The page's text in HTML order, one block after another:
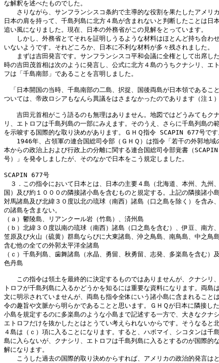
な解釈を述べたものでした。
さりながら、サンフランシスコ条約で主導的な役割を果たしたアメリ
日本の肩を持って、千島列島に北方４島が含まれないと判断したことは日
追い風になりました。現在、日本の外務省がこの見解をとっています。
しかし、外務省とてそれを証明しうるような材料はほとんど持ち合わ
いないようです。それどころか、日本に不利な材料が多々残されました。
まずは吉田発言です。サンフランシスコ平和会議に全権として出席し
時の吉田茂首相は次のように発言し、公式に北方４島のうちクナシリ、エ
フは「千島南部」であることを言明しました。
「日本開国の当時、千島南部の二島、択捉、国後両島が日本領であるこ
ついては、帝政ロシアもなんら異議をはさまなかったのであります（注１
吉田元首相がこう語るのも無理はありません。地図ではどうみてもク
リ、エトロフは千島列島の一部にみえます。そのうえ、さらに千島列島の
を示唆する国際的な取り決めがあります。ＧＨＱ指令 SCAPIN 677号で
1946年、占領軍の連合国総司令部（ＧＨＱ）は指令「若干の外郭地域
本からの政治上および行政上の分離に関する連合国総司令部覚書（
号）」を発令しましたが、そのなかで日本をこう規定しました。
SCAPIN 677号
３．この指令において日本とは、日本の主要４島（北海道、本州、九州
国）及び約１０００の隣接諸小島を含むものと規定する。上記の隣接諸小
対馬諸島及び北緯３０度以北の琉球（南西）諸島（口之島を除く）を含み
の諸島を含まない。
（ａ）鬱陵島、リアンクール岩（竹島）、済州島
（ｂ）北緯３０度以南の琉球（南西）諸島（口之島を含む）、伊豆、南方
笠原及び火山（硫黄）群島ならびに大東諸島、沖之鳥島、南鳥島、中之鳥
含む他の全ての外郭太平洋全諸島
（ｃ）千島列島、歯舞諸島（水晶、勇留、秋勇留、志発、多楽島を含む）
色丹島
この指令は領土を最終的に決定するものではありませんが、クナシリ
トロフが千島列島に入るかどうかを知るには重要な資料になります。両島
文に明示されていませんが、両島も指令全体にいう諸小島に含まれること
令の趣旨や文脈から明らかであることと思います。ＧＨＱが日本に隣接し
小島を規定するのに多楽島のような小島まで記述する一方で、大きなクナ
エトロフだけを抜かしたとはとうてい考えられないからです。そうなると
４島は（ｃ）項に入ることになります。すると、ハボマイ、シコタンは千
島に入らないが、クナシリ、エトロフは千島列島に入るとするのが国際的
解になります。
こうした過去の国際的取り決めからすれば、アメリカの政治的発言は